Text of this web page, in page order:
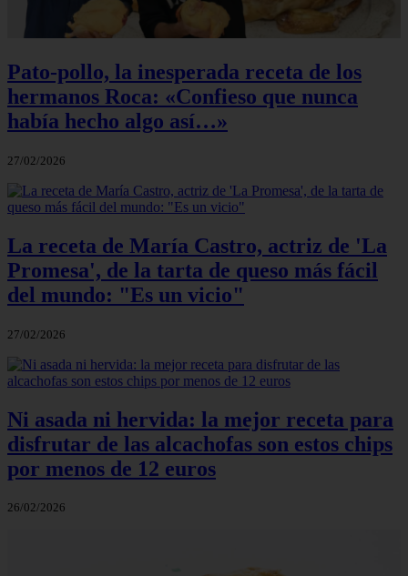
Pato-pollo, la inesperada receta de los
hermanos Roca: «Confieso que nunca
había hecho algo así…»
27/02/2026
La receta de María Castro, actriz de 'La
Promesa', de la tarta de queso más fácil
del mundo: "Es un vicio"
27/02/2026
Ni asada ni hervida: la mejor receta para
disfrutar de las alcachofas son estos chips
por menos de 12 euros
26/02/2026